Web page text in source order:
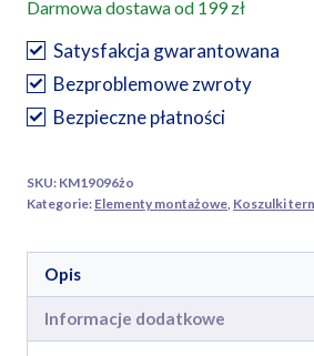
koszulka
termokurczliwa
25,4/12,7,
żółto
-
Darmowa dostawa od 199 zł
Satysfakcja gwarantowana
Bezproblemowe zwroty
Bezpieczne płatności
SKU: KM19096żo
Kategorie: Elementy montażowe Koszulki
Opis
Informacje dodatkowe